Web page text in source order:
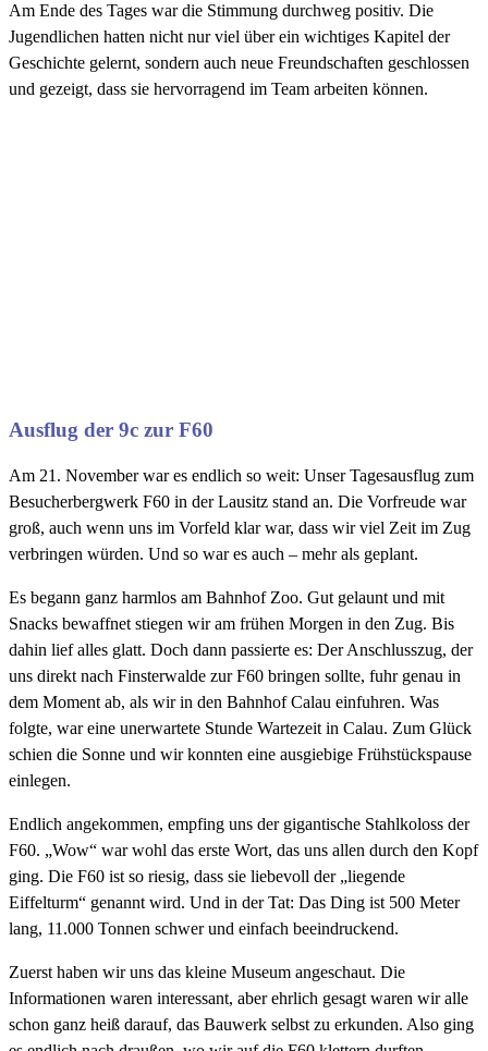
Am Ende des Tages war die Stimmung durchweg positiv. Die
Jugendlichen hatten nicht nur viel über ein wichtiges Kapitel der
Geschichte gelernt, sondern auch neue Freundschaften geschlossen
und gezeigt, dass sie hervorragend im Team arbeiten können.
Ausflug der 9c zur F60
Am 21. November war es endlich so weit: Unser Tagesausflug zum
Besucherbergwerk F60 in der Lausitz stand an. Die Vorfreude war
groß, auch wenn uns im Vorfeld klar war, dass wir viel Zeit im Zug
verbringen würden. Und so war es auch – mehr als geplant.
Es begann ganz harmlos am Bahnhof Zoo. Gut gelaunt und mit
Snacks bewaffnet stiegen wir am frühen Morgen in den Zug. Bis
dahin lief alles glatt. Doch dann passierte es: Der Anschlusszug, der
uns direkt nach Finsterwalde zur F60 bringen sollte, fuhr genau in
dem Moment ab, als wir in den Bahnhof Calau einfuhren. Was
folgte, war eine unerwartete Stunde Wartezeit in Calau. Zum Glück
schien die Sonne und wir konnten eine ausgiebige Frühstückspause
einlegen.
Endlich angekommen, empfing uns der gigantische Stahlkoloss der
F60. „Wow“ war wohl das erste Wort, das uns allen durch den Kopf
ging. Die F60 ist so riesig, dass sie liebevoll der „liegende
Eiffelturm“ genannt wird. Und in der Tat: Das Ding ist 500 Meter
lang, 11.000 Tonnen schwer und einfach beeindruckend.
Zuerst haben wir uns das kleine Museum angeschaut. Die
Informationen waren interessant, aber ehrlich gesagt waren wir alle
schon ganz heiß darauf, das Bauwerk selbst zu erkunden. Also ging